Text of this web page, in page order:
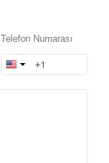
Telefon Numarası